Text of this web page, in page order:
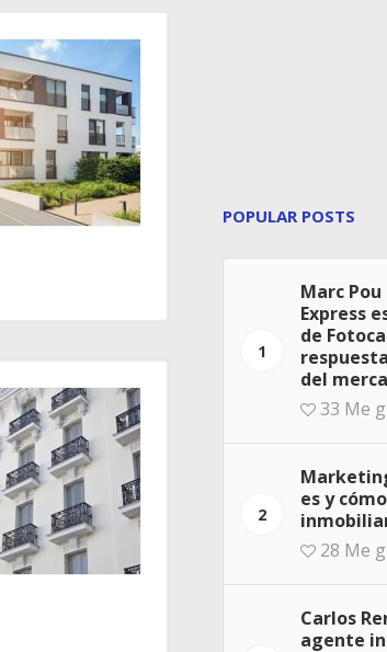
POPULAR POSTS
1
Marc
Express
de
del
33 Me
2
es y
28 Me
Carlos
agente